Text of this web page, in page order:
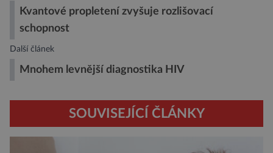
Kvantové propletení zvyšuje rozlišovací
schopnost
Další článek
Mnohem levnější diagnostika HIV
SOUVISEJÍCÍ ČLÁNKY